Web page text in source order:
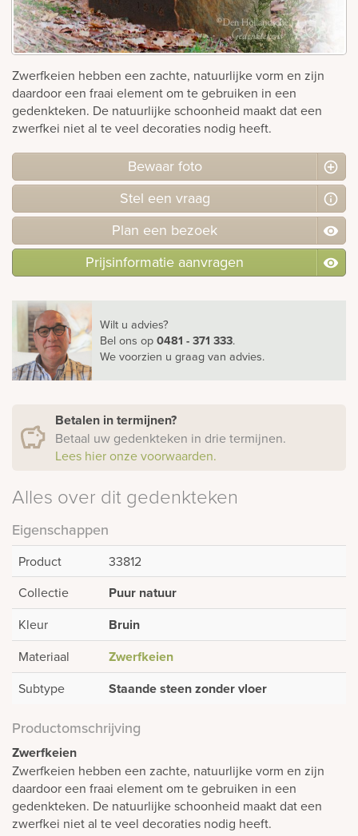
Zwerfkeien hebben een zachte, natuurlijke vorm en zijn
daardoor een fraai element om te gebruiken in een
gedenkteken. De natuurlijke schoonheid maakt dat een
zwerfkei niet al te veel decoraties nodig heeft.
Bewaar foto
Stel een vraag
Plan een bezoek
Prijsinformatie aanvragen
Wilt u advies?
Bel ons op0481 - 371 333.
We voorzien u graag van advies.
Betalen in termijnen?
Betaal uw gedenkteken in drie termijnen.
Lees hier onze voorwaarden.
Alles over dit gedenkteken
Eigenschappen
Product
33812
Collectie
Puur natuur
Kleur Bruin
Materiaal Zwerfkeien
Subtype Staande steen zonder vloer
Productomschrijving
Zwerfkeien
Zwerfkeien hebben een zachte, natuurlijke vorm en zijn
daardoor een fraai element om te gebruiken in een
gedenkteken. De natuurlijke schoonheid maakt dat een
zwerfkei niet al te veel decoraties nodig heeft.